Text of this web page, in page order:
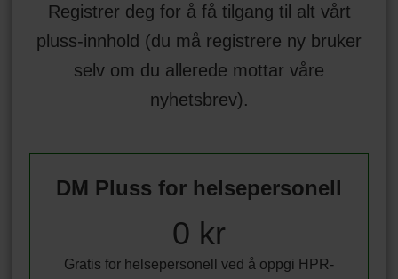
Registrer deg for å få tilgang til alt vårt
pluss-innhold (du må registrere ny bruker
selv om du allerede mottar våre
nyhetsbrev).
DM Pluss for helsepersonell
0 kr
Gratis for helsepersonell ved å oppgi HPR-